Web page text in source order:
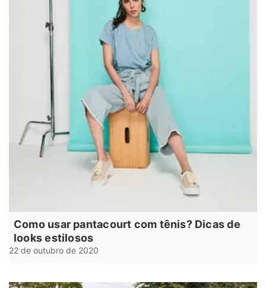
Como usar pantacourt com tênis? Dicas de
looks estilosos
22 de outubro de 2020